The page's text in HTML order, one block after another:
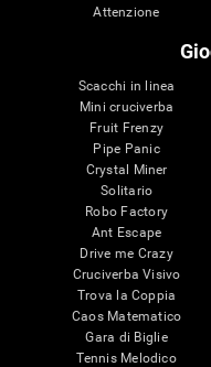
Attenzione
Scacchi in linea
Mini cruciverba
Fruit Frenzy
Pipe Panic
Crystal Miner
Solitario
Robo Factory
Ant Escape
Drive me Crazy
Cruciverba Visivo
Trova la Coppia
Caos Matematico
Gara di Biglie
Tennis Melodico